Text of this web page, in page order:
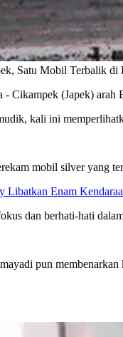
Satu Mobil Terbalik
Cikampek (Japek)
kali ini
mobil silver yang
Libatkan Enam
dan berhati-hati
pun membenarkan